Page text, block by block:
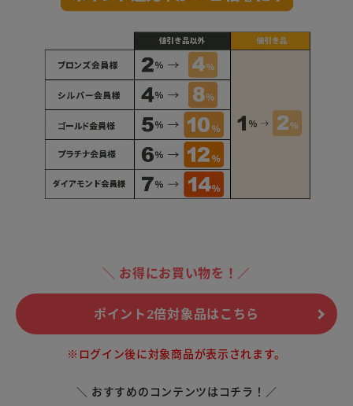
＼ お得にお買い物を！／
ポイント2倍対象品はこちら
※ログイン後に対象商品が表示されます。
＼ おすすめのコンテンツはコチラ！／